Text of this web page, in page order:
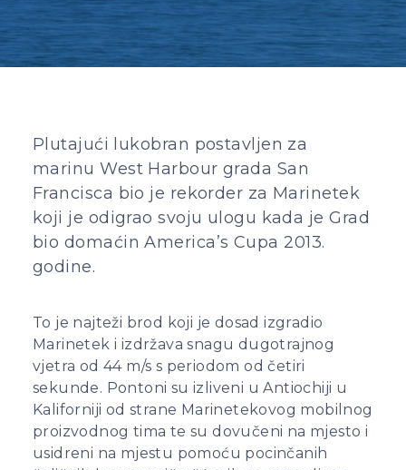
Plutajući lukobran postavljen za
marinu West Harbour grada San
Francisca bio je rekorder za Marinetek
koji je odigrao svoju ulogu kada je Grad
bio domaćin America’s Cupa 2013.
godine.
To je najteži brod koji je dosad izgradio
Marinetek i izdržava snagu dugotrajnog
vjetra od 44 m/s s periodom od četiri
sekunde. Pontoni su izliveni u Antiochiji u
Kaliforniji od strane Marinetekovog mobilnog
proizvodnog tima te su dovučeni na mjesto i
usidreni na mjestu pomoću pocinčanih